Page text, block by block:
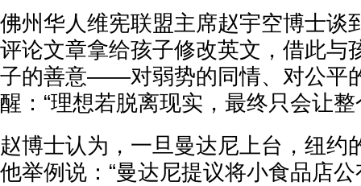
佛州华人维宪联盟主席赵宇空博士谈
评论文章拿给孩子修改英文，借此与
子的善意——对弱势的同情、对公
醒：“理想若脱离现实，最终只会让
赵博士认为，一旦曼达尼上台，纽约
他举例说：“曼达尼提议将小食品店